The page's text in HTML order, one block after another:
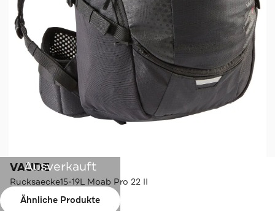
Ausverkauft
Ähnliche Produkte
VAUDE
Rucksaecke15-19L Moab Pro 22 II
Farbe:black